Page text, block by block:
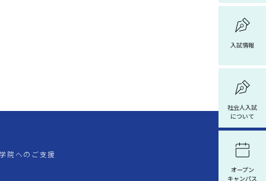
入試情報
社会人入試
について
オープン
キャンパス
院へのご支援